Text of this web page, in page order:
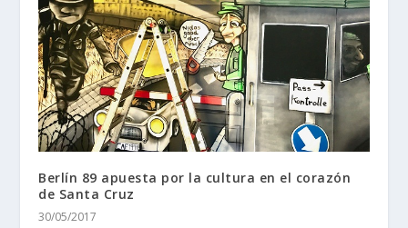
Berlín 89 apuesta por la cultura en el corazón
de Santa Cruz
30/05/2017